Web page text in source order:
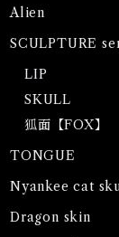
Alien
SCULPTURE
LIP
SKULL
狐面【FOX】
TONGUE
Nyankee cat
Dragon skin